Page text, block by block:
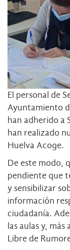
El personal de
Ayuntamiento
han adherido a
han realizado
Huelva Acoge.
De este modo,
pendiente que
y sensibilizar
información
ciudadanía.
las aulas y,
Libre de